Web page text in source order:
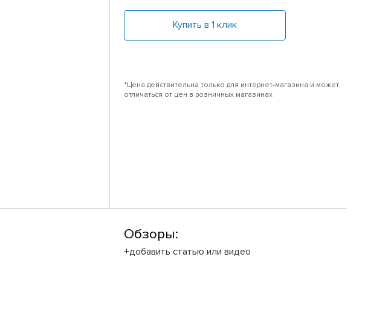
Купить в 1 клик
*Цена действительна только для интернет-магазина и может
отличаться от цен в розничных магазинах
Обзоры:
+добавить статью или видео